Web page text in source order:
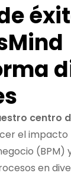
centro
el impacto
(BPM)
en